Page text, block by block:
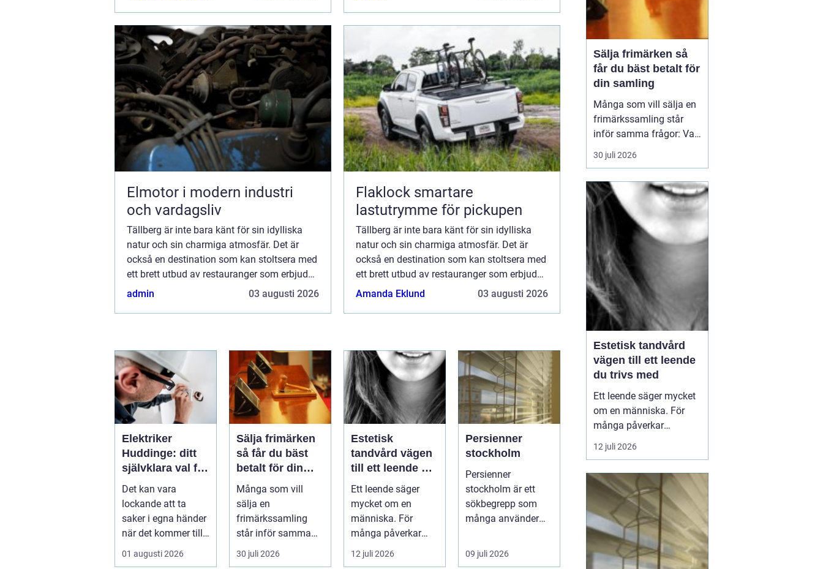
Elmotor i modern industri
och vardagsliv
Tällberg är inte bara känt för sin idylliska
natur och sin charmiga atmosfär. Det är
också en destination som kan stoltsera med
ett brett utbud av restauranger som erbjuder
enastående matupplevelser för ...
admin 03 augusti 2026
Flaklock smartare
lastutrymme för pickupen
Tällberg är inte bara känt för sin idylliska
natur och sin charmiga atmosfär. Det är
också en destination som kan stoltsera med
ett brett utbud av restauranger som erbjuder
enastående matupplevelser för ...
Amanda Eklund 03 augusti 2026
Elektriker
Huddinge: ditt
självklara val för
säker
elinstallation
Det kan vara
lockande att ta
saker i egna händer
när det kommer till
hemförbättr...
01 augusti 2026
Sälja frimärken
så får du bäst
betalt för din
samling
Många som vill
sälja en
frimärkssamling
står inför samma
frågor: Vad är
30 juli 2026
Estetisk
tandvård vägen
till ett leende du
trivs med
Ett leende säger
mycket om en
människa. För
många påverkar
tändernas utseende
12 juli 2026
Persienner
stockholm
Persienner
stockholm är ett
sökbegrepp som
många använder
praktiska och
09 juli 2026
Sälja frimärken så
får du bäst betalt för
din samling
Många som vill sälja en
frimärkssamling står
inför samma frågor: Vad
är samlingen värd? Var
vänder man sig? Och hur
för billigt? Oavsett om
samlingen är egen, ärvd
eller del av ett dödsbo
går det att skapa
ordning, få en rättvi...
30 juli 2026
Estetisk tandvård
vägen till ett leende
du trivs med
Ett leende säger mycket
om en människa. För
många påverkar
tändernas utseende
både självförtroendet
sociala situationer.
estetisk tandvård
handlar om att skapa
et...
12 juli 2026